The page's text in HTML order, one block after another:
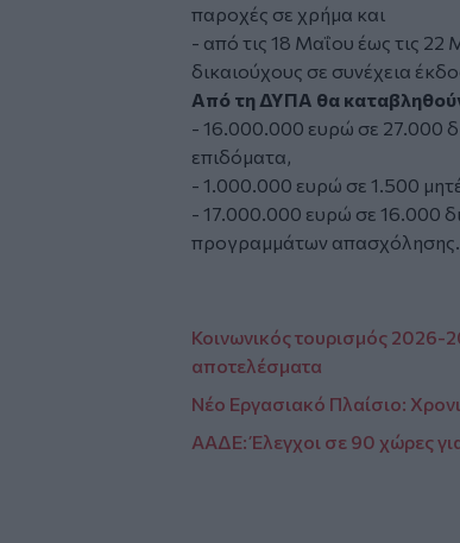
παροχές σε χρήμα και
- από τις 18 Μαΐου έως τις
δικαιούχους σε συνέχεια
Από τη ΔΥΠΑ θα
- 16.000.000 ευρώ σε 27.000
επιδόματα,
- 1.000.000 ευρώ σε 1.500
- 17.000.000 ευρώ σε 16.000
προγραμμάτων απασχόλησης.
Κοινωνικός τουρισμός 2026-
αποτελέσματα
Νέο Εργασιακό Πλαίσιο:
ΑΑΔΕ: Έλεγχοι σε 90 χώρες